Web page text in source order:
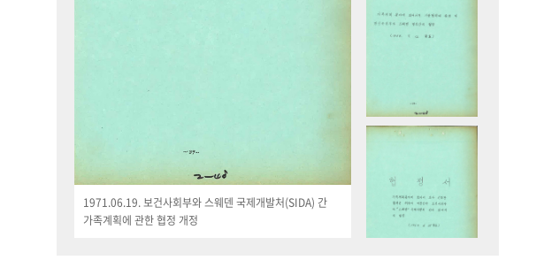
1971.06.19. 보건사회부와 스웨덴 국제개발처(SIDA) 간
가족계획에 관한 협정 개정